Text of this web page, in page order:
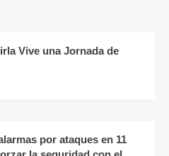
Vive una Jornada de
por ataques en 11